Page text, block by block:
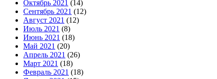
Октябрь 2021 (14)
Сентябрь 2021 (12)
Август 2021 (12)
Июль 2021 (8)
Июнь 2021 (18)
Май 2021 (20)
Апрель 2021 (26)
Март 2021 (18)
Февраль 2021 (18)